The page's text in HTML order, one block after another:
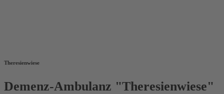
Theresienwiese
Demenz-Ambulanz "Theresienwiese"